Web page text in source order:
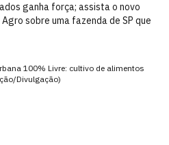
ganha força; assista o novo
sobre uma fazenda de SP que
100% Livre: cultivo de alimentos
Divulgação)